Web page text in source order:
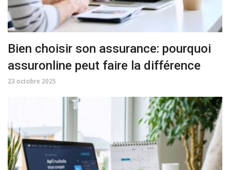
Bien choisir son assurance: pourquoi
assuronline peut faire la différence
23 octobre 2025